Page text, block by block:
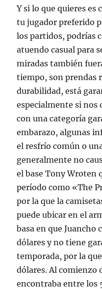
Y si lo que quieres es
tu jugador preferido
los partidos, podrías
atuendo casual para
miradas también
tiempo, son prendas
durabilidad, está
especialmente si nos
con una categoría
embarazo, algunas
el resfrío común o
generalmente no
el base Tony Wroten
período como «The
por la que la
puede ubicar en el
basa en que Juancho
dólares y no tiene
temporada, por la
dólares. Al comienzo
encontraba entre los